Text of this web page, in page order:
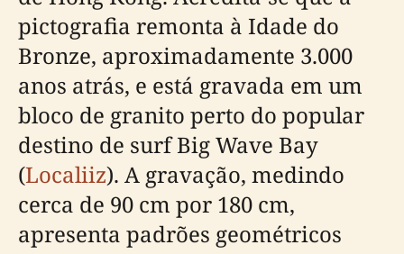
pictografia remonta à Idade do
Bronze, aproximadamente 3.000
anos atrás, e está gravada em um
bloco de granito perto do popular
destino de surf Big Wave Bay
(Localiiz). A gravação, medindo
cerca de 90 cm por 180 cm,
apresenta padrões geométricos